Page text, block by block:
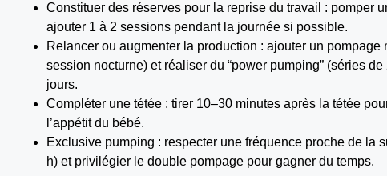
Constituer des réserves pour la reprise du travail : pomper
ajouter 1 à 2 sessions pendant la journée si possible.
Relancer ou augmenter la production : ajouter un
session nocturne) et réaliser du “power pumping” (séries
jours.
Compléter une tétée : tirer 10–30 minutes après la tétée
l’appétit du bébé.
Exclusive pumping : respecter une fréquence proche de la
h) et privilégier le double pompage pour gagner du temps.